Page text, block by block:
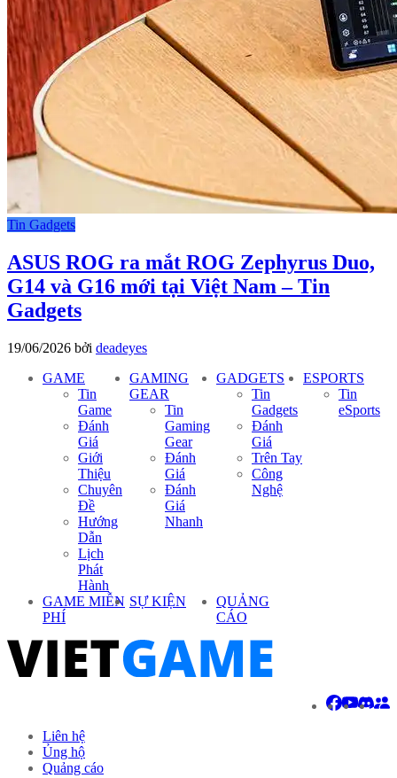
Tin Gadgets
ASUS ROG ra mắt ROG Zephyrus Duo,
G14 và G16 mới tại Việt Nam – Tin
Gadgets
19/06/2026 bởi deadeyes
GAME
Tin
Game
Đánh
Giá
Giới
Thiệu
Chuyên
Đề
Hướng
Dẫn
Lịch
Phát
Hành
GAMING
GEAR
Tin
Gaming
Gear
Đánh
Giá
Đánh
Giá
Nhanh
GADGETS
Tin
Gadgets
Đánh
Giá
Trên Tay
Công
Nghệ
ESPORTS
Tin
eSports
GAME MIỄN
PHÍ
SỰ KIỆN
QUẢNG
CÁO
Liên hệ
Ủng hộ
Quảng cáo